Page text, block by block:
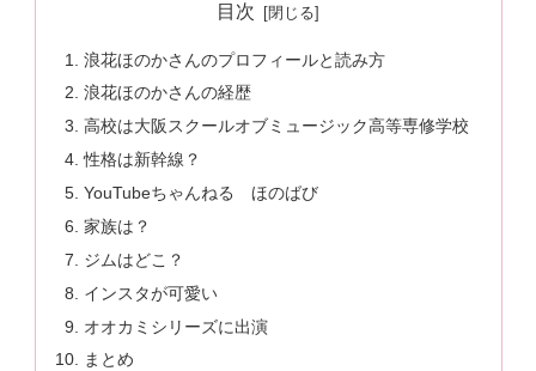
目次
浪花ほのかさんのプロフィールと読み方
浪花ほのかさんの経歴
高校は大阪スクールオブミュージック高等専修学校
性格は新幹線？
YouTubeちゃんねる ほのばび
家族は？
ジムはどこ？
インスタが可愛い
オオカミシリーズに出演
まとめ